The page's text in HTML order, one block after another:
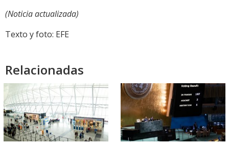
(Noticia actualizada)
Texto y foto: EFE
Relacionadas